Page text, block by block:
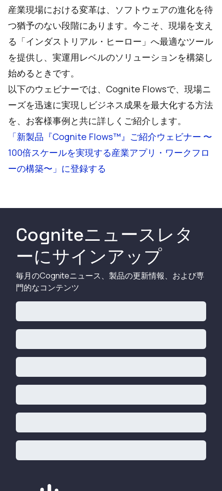
産業現場における変革は、ソフトウェアの進化を待
つ猶予のない段階にあります。今こそ、現場を支え
る「インダストリアル・ヒーロー」へ最適なツール
を提供し、実運用レベルのソリューションを構築し
始めるときです。
以下のウェビナーでは、Cognite Flowsで、現場ニ
ーズを迅速に実現しビジネス成果を最大化する方法
を、お客様事例と共に詳しくご紹介します。
「新製品『Cognite Flows™︎』ご紹介ウェビナー 〜
100倍スケールを実現する産業アプリ・ワークフロ
ーの構築〜 」に登録する
Cogniteニュースレタ
ーにサインアップ
毎月のCogniteニュース、製品の更新情報、および専
門的なコンテンツ